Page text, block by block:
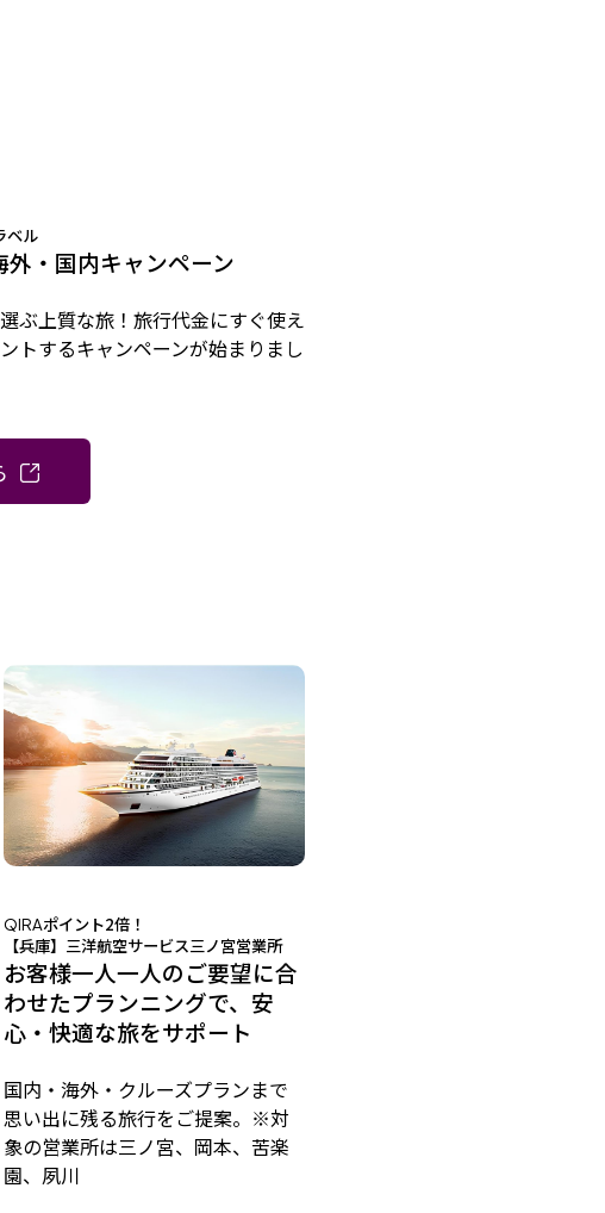
ベル
外・国内キャンペーン
ぶ上質な旅！旅行代金にすぐ使え
トするキャンペーンが始まりまし
QIRAポイント2倍！
【兵庫】三洋航空サービス三ノ宮営業所
お客様一人一人のご要望に合
わせたプランニングで、安
心・快適な旅をサポート
国内・海外・クルーズプランまで
思い出に残る旅行をご提案。※対
象の営業所は三ノ宮、岡本、苦楽
園、夙川